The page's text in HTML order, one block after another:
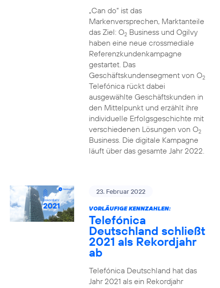
„Can do“ ist das
Markenversprechen, Marktanteile
das Ziel: O2Business und Ogilvy
haben eine neue crossmediale
Referenzkundenkampagne
gestartet. Das
Geschäftskundensegment von O2
Telefónica rückt dabei
ausgewählte Geschäftskunden in
den Mittelpunkt und erzählt ihre
individuelle Erfolgsgeschichte mit
verschiedenen Lösungen von O2
Business. Die digitale Kampagne
läuft über das gesamte Jahr 2022.
23. Februar 2022
VORLÄUFIGE KENNZAHLEN:
Telefónica
Deutschland schließt
2021 als Rekordjahr
ab
Telefónica Deutschland hat das
Jahr 2021 als ein Rekordjahr